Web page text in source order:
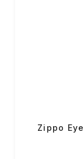
Zippo